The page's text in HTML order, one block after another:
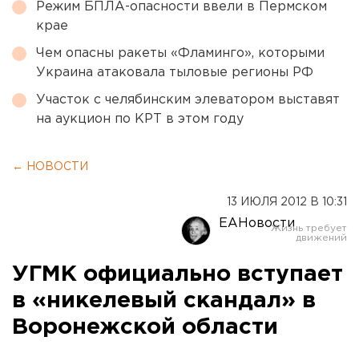
Режим БПЛА-опасности ввели в Пермском
крае
Чем опасны ракеты «Фламинго», которыми
Украина атаковала тыловые регионы РФ
Участок с челябинским элеватором выставят
на аукцион по КРТ в этом году
← НОВОСТИ
13 ИЮЛЯ 2012 В 10:31
ЕАНовости
УГМК официально вступает
в «никелевый скандал» в
Воронежской области